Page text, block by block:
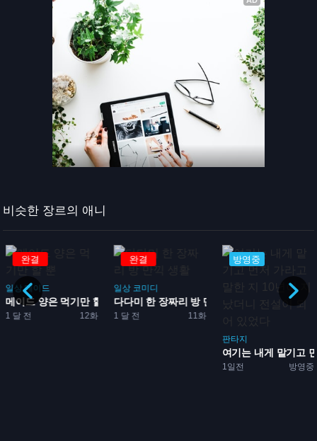
비슷한 장르의 애니
완결
일상 코미디
1 달 전 11화
다다미 한 장짜리 방 만끽 ...
방영중
여기는 내게 맡기고 먼저 가...
방영중
판타지
1일전
영민 0명 스타트 변